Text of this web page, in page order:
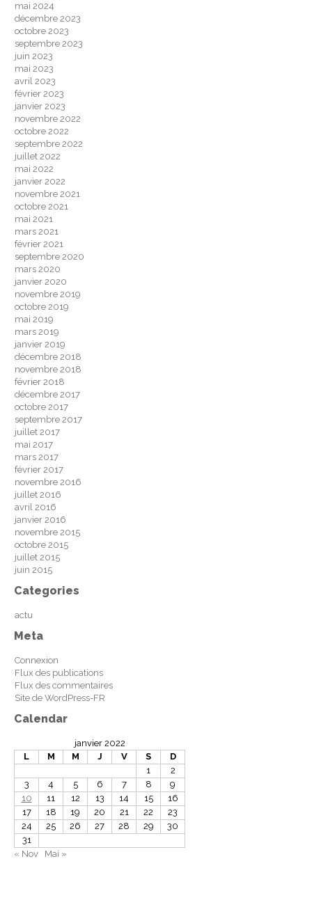
mai 2024
décembre 2023
octobre 2023
septembre 2023
juin 2023
mai 2023
avril 2023
février 2023
janvier 2023
novembre 2022
octobre 2022
septembre 2022
juillet 2022
mai 2022
janvier 2022
novembre 2021
octobre 2021
mai 2021
mars 2021
février 2021
septembre 2020
mars 2020
janvier 2020
novembre 2019
octobre 2019
mai 2019
mars 2019
janvier 2019
décembre 2018
novembre 2018
février 2018
décembre 2017
octobre 2017
septembre 2017
juillet 2017
mai 2017
mars 2017
février 2017
novembre 2016
juillet 2016
avril 2016
janvier 2016
novembre 2015
octobre 2015
juillet 2015
juin 2015
Categories
actu
Meta
Connexion
Flux des publications
Flux des commentaires
Site de WordPress-FR
Calendar
janvier 2022
L
M M J V S
D
1
2
3
4 5 6 7 8
9
10
11 12 13 14 15
16
17
18 19 20 21 22
23
24
25 26 27 28 29
30
31
« Nov
Mai »